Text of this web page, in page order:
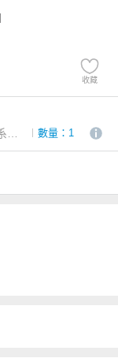
收藏
贈品/SP-2611 LUMINARC晶鑽浮雕系列強化餐盤八件組
數量：1